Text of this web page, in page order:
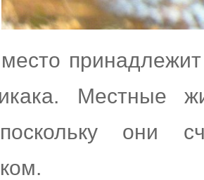
место
Местные
они